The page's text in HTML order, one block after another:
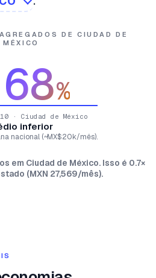
DE CIUDAD DE
MÉXICO
68%
· Ciudad de México
inferior
nacional (~MX$20k/mês).
em Ciudad de México. Isso é 0.7×
(MXN 27,569/mês).